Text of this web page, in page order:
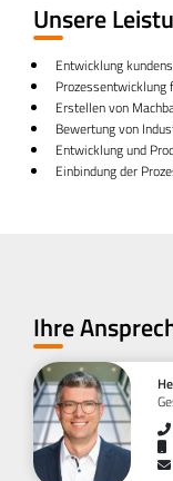
Unsere
Entwicklung
Erstellen von
Bewertung von
Entwicklung und
Einbindung der
Ihre